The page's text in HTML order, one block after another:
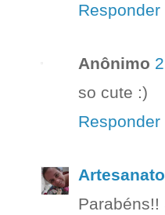
Responder
Anônimo
so cute :)
Responder